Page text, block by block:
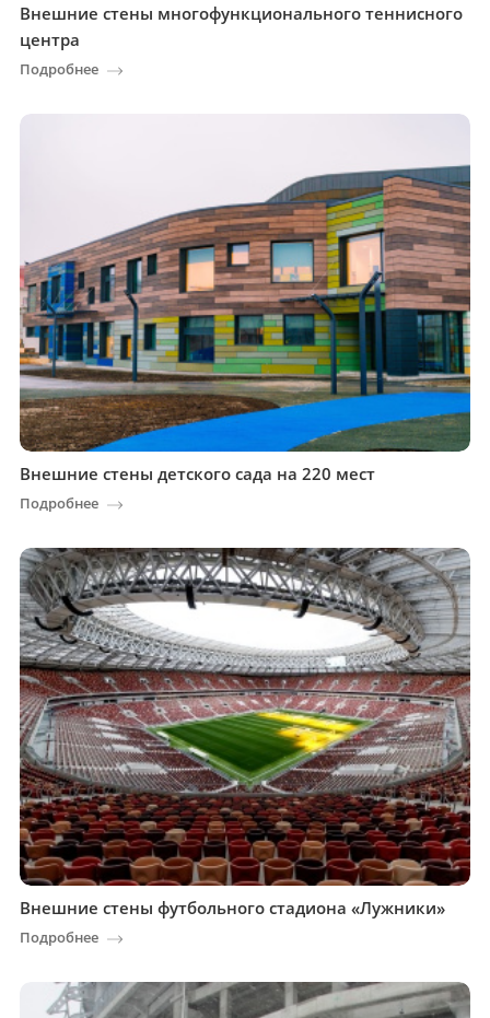
Внешние стены многофункционального теннисного
центра
Подробнее
Внешние стены детского сада на 220 мест
Подробнее
Внешние стены футбольного стадиона «Лужники»
Подробнее